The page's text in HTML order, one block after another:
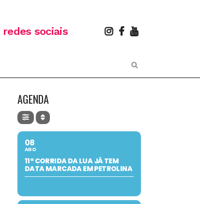
redes sociais
AGENDA
08
AGO
11ª CORRIDA DA LUA JÁ TEM
DATA MARCADA EM PETROLINA